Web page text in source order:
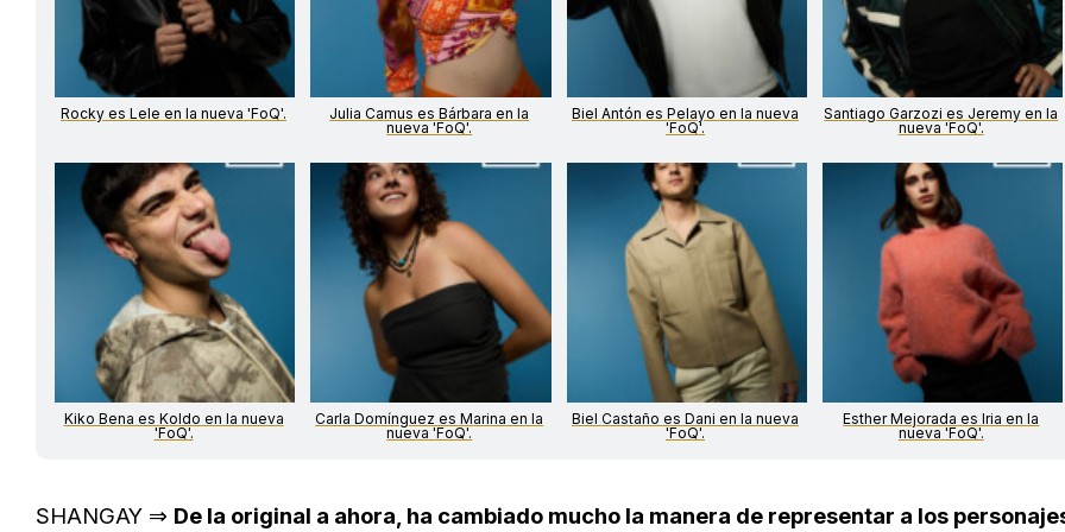
Rocky es Lele en la nueva 'FoQ'.
Julia Camus es Bárbara en la
nueva 'FoQ'.
Biel Antón es Pelayo en la nueva
'FoQ'.
Santiago Garzozi es Jeremy en la
nueva 'FoQ'.
Kiko Bena es Koldo en la nueva
'FoQ'.
Carla Domínguez es Marina en la
nueva 'FoQ'.
Biel Castaño es Dani en la nueva
'FoQ'.
Esther Mejorada es Iria en la
nueva 'FoQ'.
SHANGAY ⇒ De la original a ahora, ha cambiado mucho la manera de representar a los